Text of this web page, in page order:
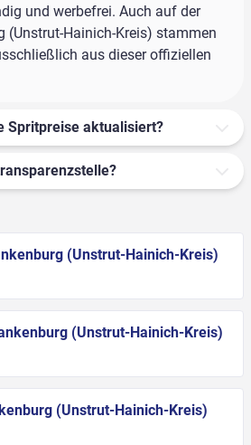
und werbefrei. Auch auf der
(Unstrut-Hainich-Kreis) stammen
aus dieser offiziellen
Spritpreise aktualisiert?
(Unstrut-Hainich-Kreis)
(Unstrut-Hainich-Kreis)
(Unstrut-Hainich-Kreis)